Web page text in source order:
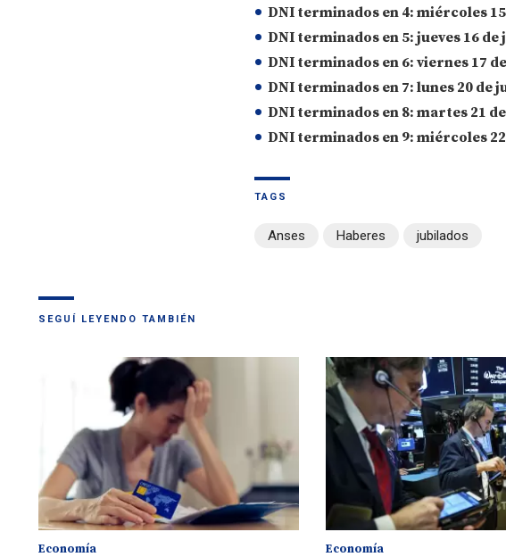
DNI terminados en 4: miércoles
DNI terminados en 5: jueves 16 de
DNI terminados en 6: viernes 17
DNI terminados en 7: lunes 20 de
DNI terminados en 8: martes 21
DNI terminados en 9: miércoles
TAGS
Anses Haberes jubilados
SEGUÍ LEYENDO TAMBIÉN
Economía Economía